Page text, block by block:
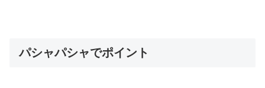
パシャパシャでポイント